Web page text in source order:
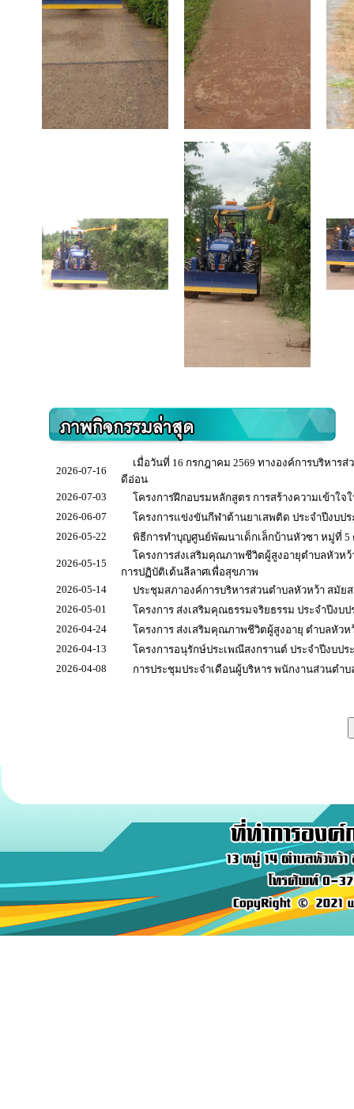
2026-07-16
เมื่อวันที่ 16 กรกฎาคม 2569 ทางองค์การบริหาร
ดีอ่อน
2026-07-03
โครงการฝึกอบรมหลักสูตร การสร้างความเข้าใ
2026-06-07
โครงการแข่งขันกีฬาต้านยาเสพติด ประจำปีงบป
2026-05-22
พิธีการทำบุญศูนย์พัฒนาเด็กเล็กบ้านหัวซา หมู่ที่ 5
2026-05-15
โครงการส่งเสริมคุณภาพชีวิตผู้สูงอายุตำบลหัวห
การปฏิบัติเต้นลีลาศเพื่อสุขภาพ
2026-05-14
ประชุมสภาองค์การบริหารส่วนตำบลหัวหว้า สมัย
2026-05-01
โครงการ ส่งเสริมคุณธรรมจริยธรรม ประจำปีงบ
2026-04-24
โครงการ ส่งเสริมคุณภาพชีวิตผู้สูงอายุ ตำบลหัวห
2026-04-13
โครงการอนุรักษ์ประเพณีสงกรานต์ ประจำปีงบปร
2026-04-08
การประชุมประจำเดือนผู้บริหาร พนักงานส่วนตำ